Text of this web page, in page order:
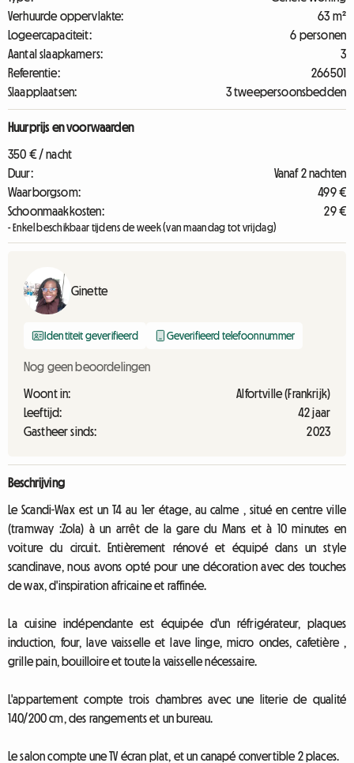
Verhuurde oppervlakte:
63 m²
Logeercapaciteit:
6 personen
Aantal slaapkamers:
3
Referentie:
266501
Slaapplaatsen:
3 tweepersoonsbedden
Huurprijs en voorwaarden
350 € / nacht
Duur:
Vanaf 2 nachten
Waarborgsom:
499 €
Schoonmaakkosten:
29 €
- Enkel beschikbaar tijdens de week (van maandag tot vrijdag)
Ginette
Identiteit geverifieerd Geverifieerd telefoonnummer
Nog geen beoordelingen
Woont in:
Alfortville (Frankrijk)
Leeftijd:
42 jaar
Gastheer sinds:
2023
Beschrijving
Le Scandi-Wax est un T4 au 1er étage, au calme , situé en centre ville
(tramway :Zola) à un arrêt de la gare du Mans et à 10 minutes en
voiture du circuit. Entièrement rénové et équipé dans un style
scandinave, nous avons opté pour une décoration avec des touches
de wax, d'inspiration africaine et raffinée.
La cuisine indépendante est équipée d'un réfrigérateur, plaques
induction, four, lave vaisselle et lave linge, micro ondes, cafetière ,
grille pain, bouilloire et toute la vaisselle nécessaire.
L'appartement compte trois chambres avec une literie de qualité
140/200 cm, des rangements et un bureau.
Le salon compte une TV écran plat, et un canapé convertible 2 places.